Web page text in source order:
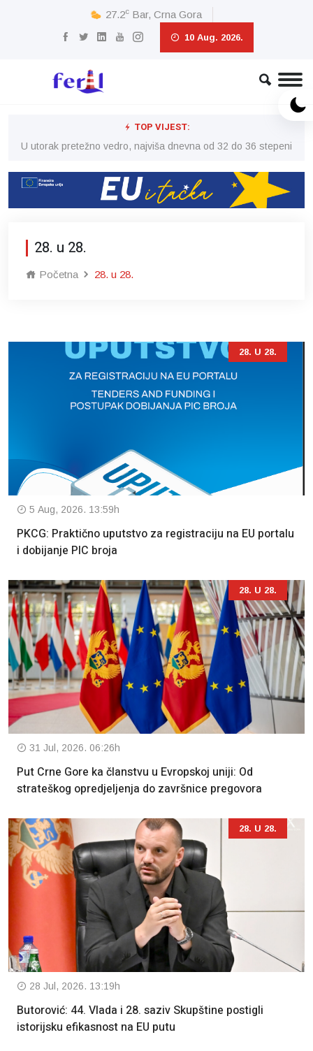
27.2c Bar, Crna Gora
10 Aug. 2026.
TOP VIJEST:
U utorak pretežno vedro, najviša dnevna od 32 do 36 stepeni
28. u 28.
Početna 28. u 28.
28. U 28.
5 Aug, 2026. 13:59h
PKCG: Praktično uputstvo za registraciju na EU portalu
i dobijanje PIC broja
28. U 28.
31 Jul, 2026. 06:26h
Put Crne Gore ka članstvu u Evropskoj uniji: Od
strateškog opredjeljenja do završnice pregovora
28. U 28.
28 Jul, 2026. 13:19h
Butorović: 44. Vlada i 28. saziv Skupštine postigli
istorijsku efikasnost na EU putu